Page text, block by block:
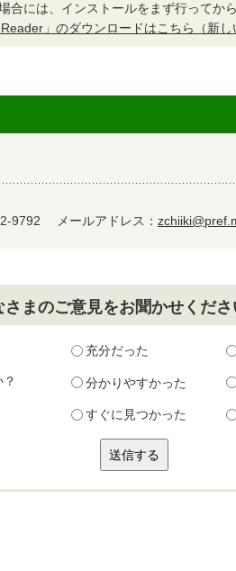
合には、インストールをまず行ってか
Reader」のダウンロードはこちら（新し
9792 メールアドレス：
まのご意見をお聞かせくださ
充分だった
分かりやすかった
すぐに見つかった